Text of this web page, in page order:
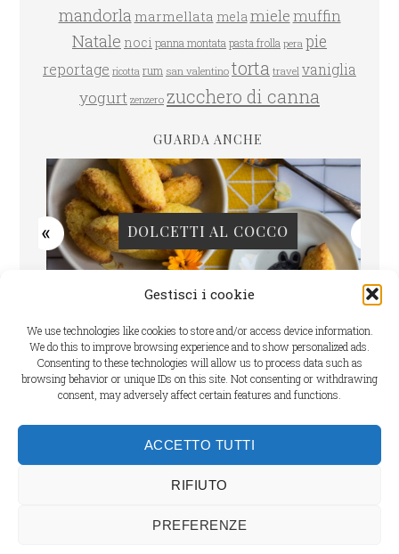
Gestisci i cookie
We use technologies like cookies to store and/or access device information.
We do this to improve browsing experience and to show personalized ads.
Consenting to these technologies will allow us to process data such as
browsing behavior or unique IDs on this site. Not consenting or withdrawing
consent, may adversely affect certain features and functions.
ACCETTO TUTTI
RIFIUTO
PREFERENZE
mandorla marmellata melamielemuffin
Natale noci panna montata pasta frolla pera pie
reportage ricotta rum san valentino torta travel vaniglia
yogurt zenzero zucchero di canna
GUARDA ANCHE
DOLCETTI AL COCCO
Dichiarazione sulla Privacy